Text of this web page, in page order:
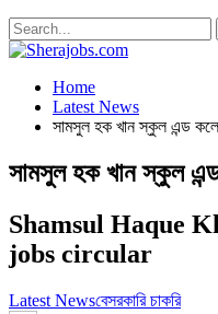
Home
Latest News
সামসুল হক খান স্কুল এন্ড
সামসুল হক খান স্কুল
Shamsul Haque
jobs circular
Latest Newsবেসরকারি চাকরি